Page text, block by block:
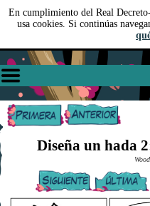
En cumplimiento del Real
usa cookies. Si continúas
Diseña un hada